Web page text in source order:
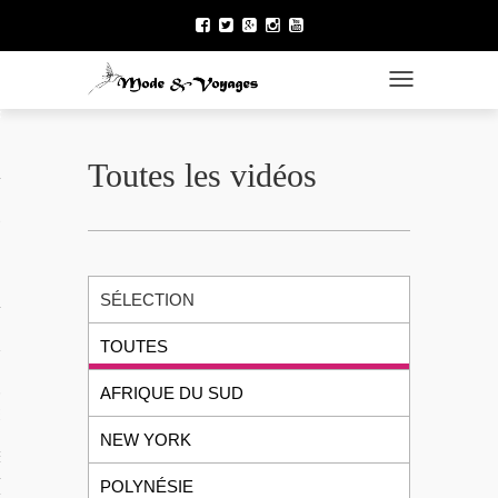
POLYNÉSIE
TOGGLE
Toutes les vidéos
SÉLECTION
TOUTES
AFRIQUE DU SUD
NEW YORK
POLYNÉSIE